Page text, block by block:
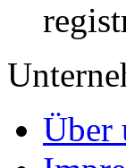
Über